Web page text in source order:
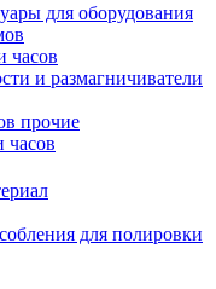
для оборудования
часов
и размагничиватели
прочие
для полировки